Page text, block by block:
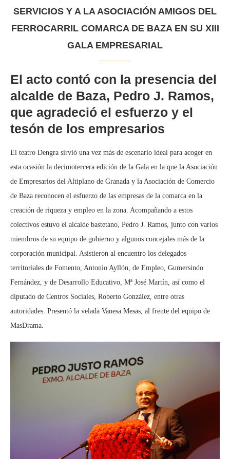
SERVICIOS Y A LA ASOCIACIÓN AMIGOS DEL
FERROCARRIL COMARCA DE BAZA EN SU XIII
GALA EMPRESARIAL
El acto contó con la presencia del
alcalde de Baza, Pedro J. Ramos,
que agradeció el esfuerzo y el
tesón de los empresarios
El teatro Dengra sirvió una vez más de escenario ideal para acoger en
esta ocasión la decimotercera edición de la Gala en la que la Asociación
de Empresarios del Altiplano de Granada y la Asociación de Comercio
de Baza reconocen el esfuerzo de las empresas de la comarca en la
creación de riqueza y empleo en la zona. Acompañando a estos
colectivos estuvo el alcalde bastetano, Pedro J. Ramos, junto con varios
miembros de su equipo de gobierno y algunos concejales más de la
corporación municipal. Asistieron al encuentro los delegados
territoriales de Fomento, Antonio Ayllón, de Empleo, Gumersindo
Fernández, y de Desarrollo Educativo, Mª José Martín, así como el
diputado de Centros Sociales, Roberto González, entre otras
autoridades. Presentó la velada Vanesa Mesas, al frente del equipo de
MasDrama.